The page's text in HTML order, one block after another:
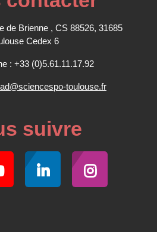
de Brienne , CS 88526, 31685
Cedex 6
: +33 (0)5.61.11.17.92
toulouse.fr
suivre